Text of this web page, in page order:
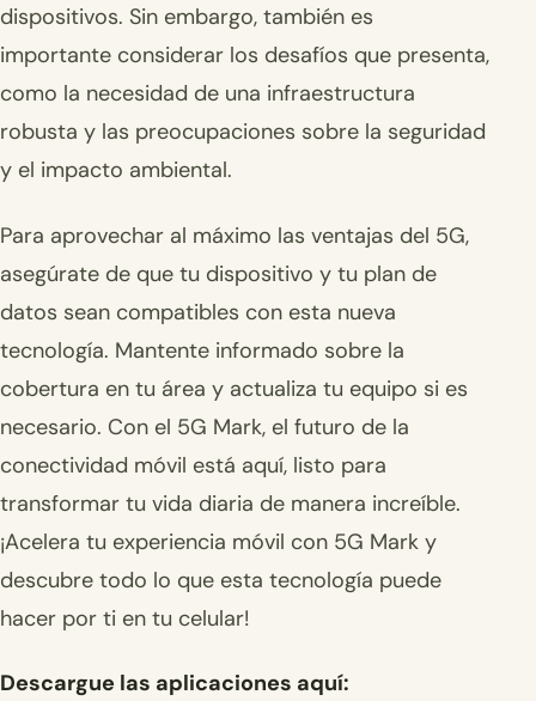
dispositivos. Sin embargo, también es
importante considerar los desafíos que presenta,
como la necesidad de una infraestructura
robusta y las preocupaciones sobre la seguridad
y el impacto ambiental.
Para aprovechar al máximo las ventajas del 5G,
asegúrate de que tu dispositivo y tu plan de
datos sean compatibles con esta nueva
tecnología. Mantente informado sobre la
cobertura en tu área y actualiza tu equipo si es
necesario. Con el 5G Mark, el futuro de la
conectividad móvil está aquí, listo para
transformar tu vida diaria de manera increíble.
¡Acelera tu experiencia móvil con 5G Mark y
descubre todo lo que esta tecnología puede
hacer por ti en tu celular!
Descargue las aplicaciones aquí: